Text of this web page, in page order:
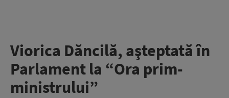
Viorica Dăncilă, aşteptată în
Parlament la “Ora prim-
ministrului”